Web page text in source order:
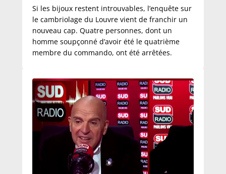
Si les bijoux restent introuvables, l’enquête sur
le cambriolage du Louvre vient de franchir un
nouveau cap. Quatre personnes, dont un
homme soupçonné d’avoir été le quatrième
membre du commando, ont été arrêtées.